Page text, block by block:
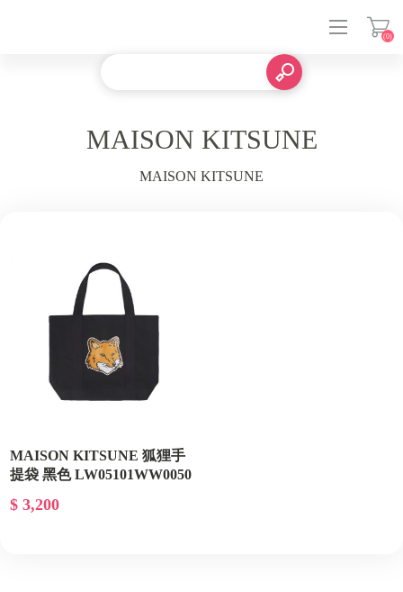
(0)
MAISON KITSUNE
MAISON KITSUNE
MAISON KITSUNE 狐狸手
提袋 黑色 LW05101WW0050
$ 3,200